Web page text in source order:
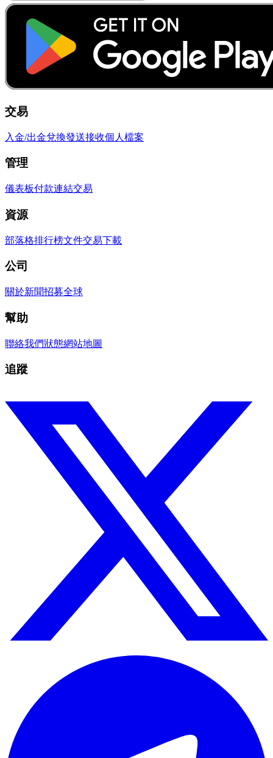
交易
入金/出金兌換發送接收個人檔案
管理
儀表板付款連結交易
資源
部落格排行榜文件交易下載
公司
關於新聞招募全球
幫助
聯絡我們狀態網站地圖
追蹤